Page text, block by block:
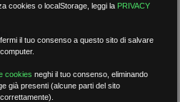
cookies o localStorage, leggi la PRIVACY
il tuo consenso a questo sito di salvare
cookies neghi il tuo consenso, eliminando
già presenti (alcune parti del sito